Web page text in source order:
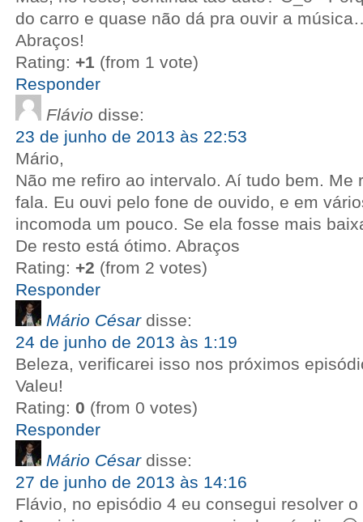
do carro e quase não dá pra ouvir a
Abraços!
Rating: +1 (from 1 vote)
Responder
Flávio disse:
23 de junho de 2013 às 22:53
Mário,
Não me refiro ao intervalo. Aí tudo bem. Me
fala. Eu ouvi pelo fone de ouvido, e em
incomoda um pouco. Se ela fosse mais
De resto está ótimo. Abraços
Rating: +2 (from 2 votes)
Responder
Mário César disse:
24 de junho de 2013 às 1:19
Beleza, verificarei isso nos próximos
Valeu!
Rating: 0 (from 0 votes)
Responder
Mário César disse:
27 de junho de 2013 às 14:16
Flávio, no episódio 4 eu consegui resolver